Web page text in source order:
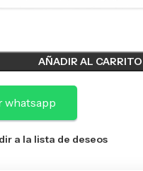
AÑADIR AL CARRITO
whatsapp
a la lista de deseos